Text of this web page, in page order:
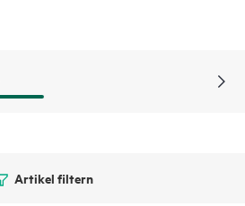
Artikel filtern